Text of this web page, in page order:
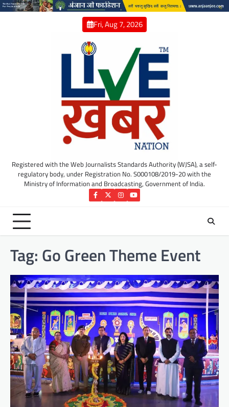
Skip
Fri, Aug 7, 2026
Registered with the Web Journalists Standards Authority (WJSA), a self-
regulatory body, under Registration No. S000108/2019-20 with the
Ministry of Information and Broadcasting, Government of India.
Facebook
TwitterInstagram
YouTube
Tag: Go Green Theme Event